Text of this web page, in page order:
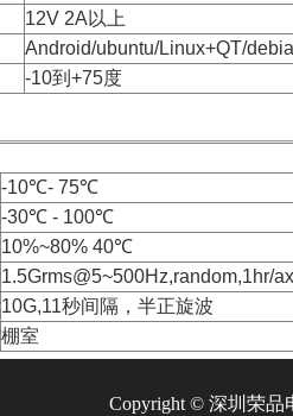
12V 2A以上
Android/ubuntu/Linux+QT/
-10到+75度
-10℃- 75℃
-30℃ - 100℃
10%~80% 40℃
1.5Grms@5~500Hz,random,1hr/
10G,11秒间隔，半正旋波
棚室
Copyright © 深圳荣品